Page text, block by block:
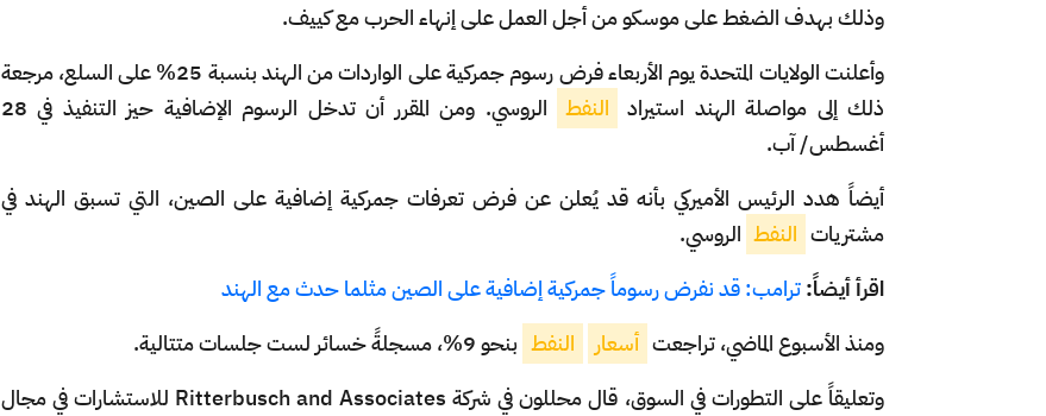
وذلك بهدف الضغط على موسكو من أجل العمل على إنهاء الحرب مع كييف.
وأعلنت الولايات المتحدة يوم الأربعاء فرض رسوم جمركية على الواردات من الهند بنسبة 25% على السلع، مرجعة
ذلك إلى مواصلة الهند استيراد النفط
الروسي. ومن المقرر أن تدخل الرسوم الإضافية حيز التنفيذ في 28
أغسطس/ آب.
أيضاً هدد الرئيس الأميركي بأنه قد يُعلن عن فرض تعرفات جمركية إضافية على الصين، التي تسبق الهند في
مشتريات النفط الروسي.
اقرأ أيضاً:ترامب: قد نفرض رسوماً جمركية إضافية على الصين مثلما حدث مع الهند
ومنذ الأسبوع الماضي، تراجعت أسعار النفط بنحو 9%، مسجلةً خسائر لست جلسات متتالية.
وتعليقاً على التطورات في السوق، قال محللون في شركة Ritterbusch and Associates للاستشارات في مجال